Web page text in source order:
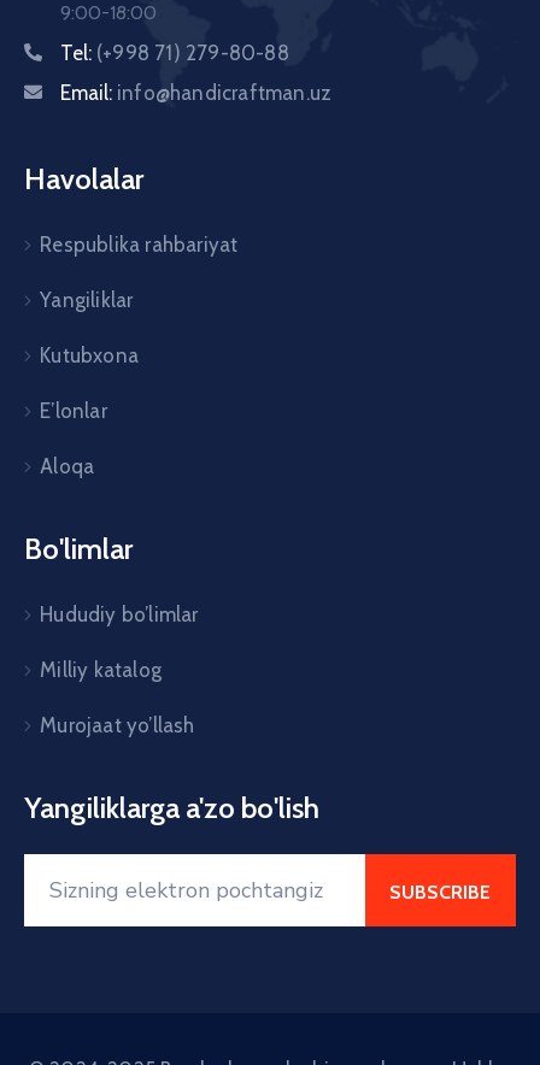
9:00-18:00
Tel: (+998 71) 279-80-88
Email: info@handicraftman.uz
Havolalar
Respublika rahbariyat
Yangiliklar
Kutubxona
E’lonlar
Aloqa
Bo'limlar
Hududiy bo’limlar
Milliy katalog
Murojaat yo’llash
Yangiliklarga a'zo bo'lish